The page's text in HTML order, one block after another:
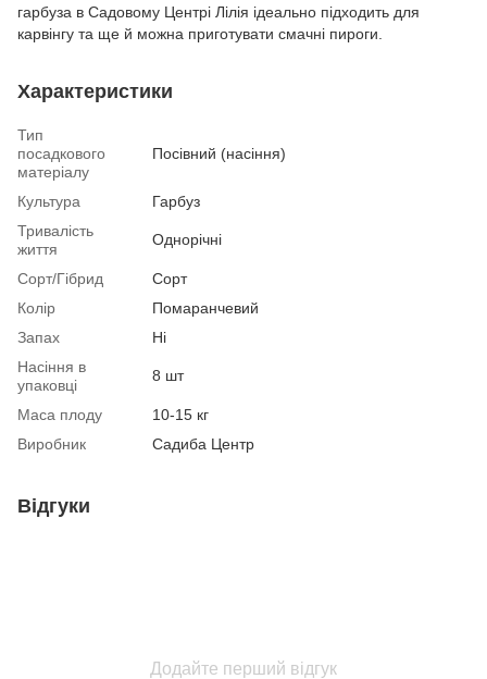
гарбуза в Садовому Центрі Лілія ідеально підходить для
карвінгу та ще й можна приготувати смачні пироги.
Характеристики
Тип
посадкового
матеріалу
Посівний (насіння)
Культура
Гарбуз
Тривалість
життя
Однорічні
Сорт/Гібрид
Сорт
Колір
Помаранчевий
Запах
Ні
Насіння в
упаковці
8 шт
Маса плоду
10-15 кг
Виробник
Садиба Центр
Відгуки
Додайте перший відгук